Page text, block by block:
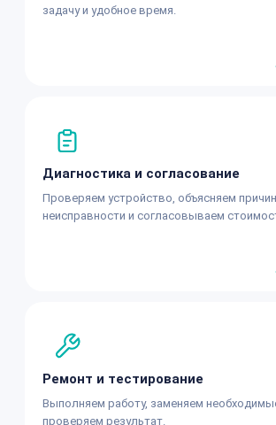
задачу и удобное время.
Диагностика и согласование
Проверяем устройство, объясняем
неисправности и согласовываем
Ремонт и тестирование
Выполняем работу, заменяем
проверяем результат.